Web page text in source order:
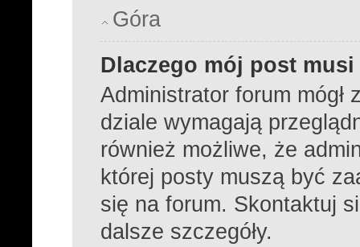
Góra
Dlaczego mój post
Administrator forum
dziale wymagają
również możliwe, że
której posty muszą być
się na forum. Skontaktuj
dalsze szczegóły.